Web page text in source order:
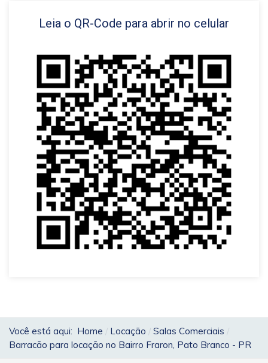
Leia o QR-Code para abrir no celular
Você está aqui: Home Locação
Salas Comerciais
Barracão para locação no Bairro Fraron, Pato Branco - PR